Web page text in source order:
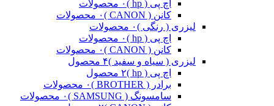
اچ پی ( hp )
۰ محصولات
کانن ( CANON )
۰ محصولات
لیزری ( رنگی )۰ محصولات
اچ پی ( hp )
۰ محصولات
کانن ( CANON )
۰ محصولات
لیزری ( سیاه و سفید )۴ محصول
اچ پی ( hp )
۲ محصول
برادر ( BROTHER )
۰ محصولات
سامسونگ ( SAMSUNG )
۰ محصولات